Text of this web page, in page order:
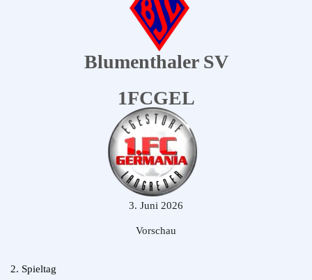
Blumenthaler SV
1FCGEL
3. Juni 2026
Vorschau
2. Spieltag